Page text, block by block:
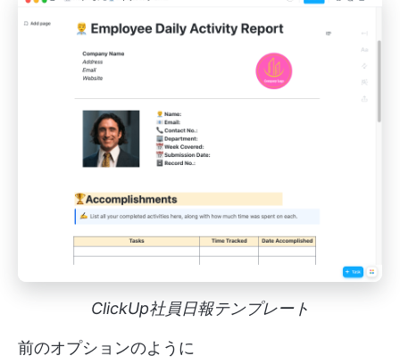
ClickUp社員日報テンプレート
前のオプションのように